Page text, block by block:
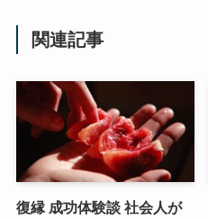
関連記事
復縁 成功体験談 社会人が